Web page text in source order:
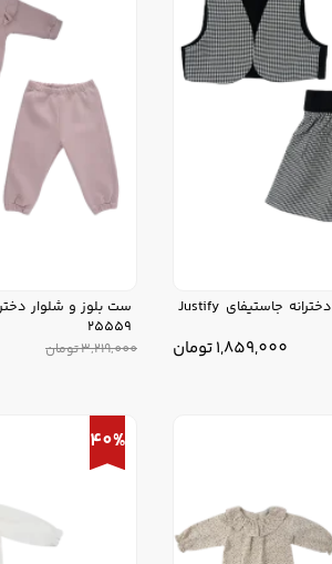
ست جلیقه و دامن دخترانه جاستیفای Justify
1,859,000تومان
25559
3,219,000تومان
40%